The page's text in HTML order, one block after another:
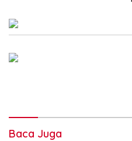
Baca Juga